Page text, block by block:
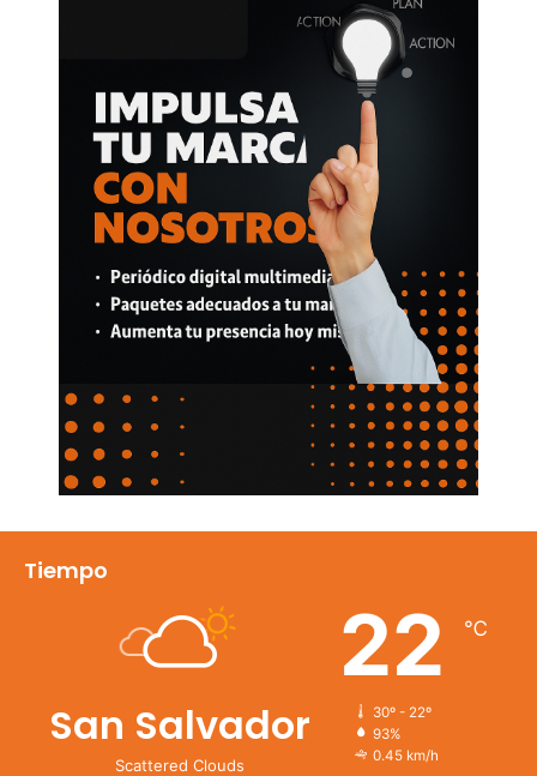
Tiempo
San Salvador
Scattered Clouds
22 ℃
30º - 22º
93%
0.45 km/h